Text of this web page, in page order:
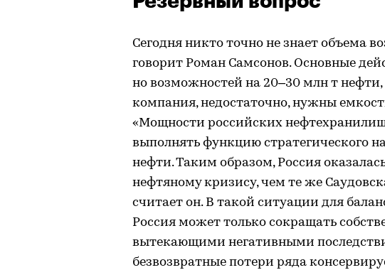
Сегодня никто точно не знает объема
говорит Роман Самсонов. Основные
но возможностей на 20–30 млн т
компания, недостаточно, нужны
«Мощности российских
выполнять функцию стратегического
нефти. Таким образом, Россия
нефтяному кризису, чем те же
считает он. В такой ситуации для
Россия может только сокращать
вытекающими негативными
безвозвратные потери ряда